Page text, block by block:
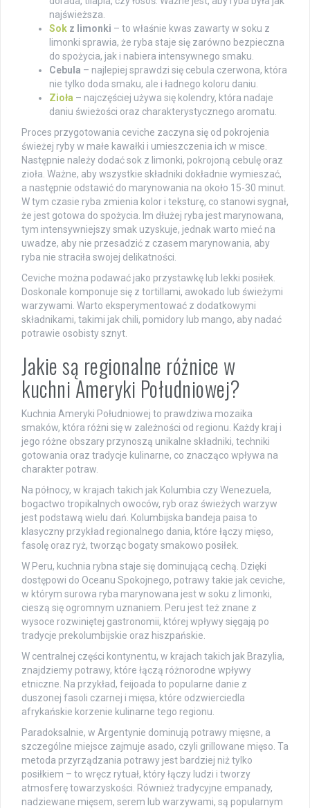
najświeższa.
Sok z limonki – to właśnie kwas zawarty w soku z
limonki sprawia, że ryba staje się zarówno bezpieczna
do spożycia, jak i nabiera intensywnego smaku.
Cebula – najlepiej sprawdzi się cebula czerwona, która
nie tylko doda smaku, ale i ładnego koloru daniu.
Zioła – najczęściej używa się kolendry, która nadaje
daniu świeżości oraz charakterystycznego aromatu.
Proces przygotowania ceviche zaczyna się od pokrojenia
świeżej ryby w małe kawałki i umieszczenia ich w misce.
Następnie należy dodać sok z limonki, pokrojoną cebulę oraz
zioła. Ważne, aby wszystkie składniki dokładnie wymieszać,
a następnie odstawić do marynowania na około 15-30 minut.
W tym czasie ryba zmienia kolor i teksturę, co stanowi sygnał,
że jest gotowa do spożycia. Im dłużej ryba jest marynowana,
tym intensywniejszy smak uzyskuje, jednak warto mieć na
uwadze, aby nie przesadzić z czasem marynowania, aby
ryba nie straciła swojej delikatności.
Ceviche można podawać jako przystawkę lub lekki posiłek.
Doskonale komponuje się z tortillami, awokado lub świeżymi
warzywami. Warto eksperymentować z dodatkowymi
składnikami, takimi jak chili, pomidory lub mango, aby nadać
potrawie osobisty sznyt.
Jakie są regionalne różnice w
kuchni Ameryki Południowej?
Kuchnia Ameryki Południowej to prawdziwa mozaika
smaków, która różni się w zależności od regionu. Każdy kraj i
jego różne obszary przynoszą unikalne składniki, techniki
gotowania oraz tradycje kulinarne, co znacząco wpływa na
charakter potraw.
Na północy, w krajach takich jak Kolumbia czy Wenezuela,
bogactwo tropikalnych owoców, ryb oraz świeżych warzyw
jest podstawą wielu dań. Kolumbijska bandeja paisa to
klasyczny przykład regionalnego dania, które łączy mięso,
fasolę oraz ryż, tworząc bogaty smakowo posiłek.
W Peru, kuchnia rybna staje się dominującą cechą. Dzięki
dostępowi do Oceanu Spokojnego, potrawy takie jak ceviche,
w którym surowa ryba marynowana jest w soku z limonki,
cieszą się ogromnym uznaniem. Peru jest też znane z
wysoce rozwiniętej gastronomii, której wpływy sięgają po
tradycje prekolumbijskie oraz hiszpańskie.
W centralnej części kontynentu, w krajach takich jak Brazylia,
znajdziemy potrawy, które łączą różnorodne wpływy
etniczne. Na przykład, feijoada to popularne danie z
duszonej fasoli czarnej i mięsa, które odzwierciedla
afrykańskie korzenie kulinarne tego regionu.
Paradoksalnie, w Argentynie dominują potrawy mięsne, a
szczególne miejsce zajmuje asado, czyli grillowane mięso. Ta
metoda przyrządzania potrawy jest bardziej niż tylko
posiłkiem – to wręcz rytuał, który łączy ludzi i tworzy
atmosferę towarzyskości. Również tradycyjne empanady,
nadziewane mięsem, serem lub warzywami, są popularnym